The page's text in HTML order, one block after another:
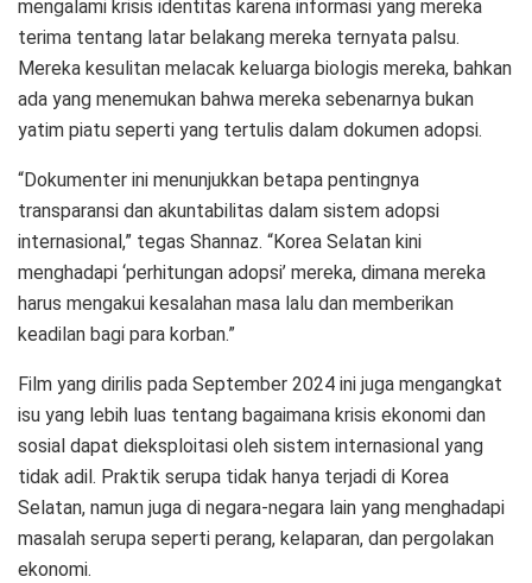
mengalami krisis identitas karena informasi yang mereka
terima tentang latar belakang mereka ternyata palsu.
Mereka kesulitan melacak keluarga biologis mereka, bahkan
ada yang menemukan bahwa mereka sebenarnya bukan
yatim piatu seperti yang tertulis dalam dokumen adopsi.
“Dokumenter ini menunjukkan betapa pentingnya
transparansi dan akuntabilitas dalam sistem adopsi
internasional,” tegas Shannaz. “Korea Selatan kini
menghadapi ‘perhitungan adopsi’ mereka, dimana mereka
harus mengakui kesalahan masa lalu dan memberikan
keadilan bagi para korban.”
Film yang dirilis pada September 2024 ini juga mengangkat
isu yang lebih luas tentang bagaimana krisis ekonomi dan
sosial dapat dieksploitasi oleh sistem internasional yang
tidak adil. Praktik serupa tidak hanya terjadi di Korea
Selatan, namun juga di negara-negara lain yang menghadapi
masalah serupa seperti perang, kelaparan, dan pergolakan
ekonomi.